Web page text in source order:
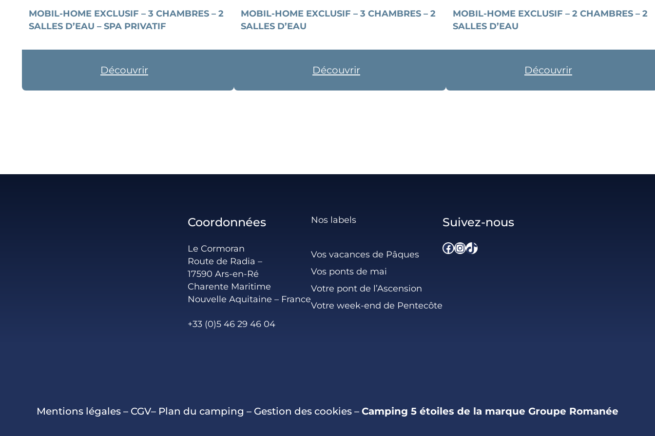
MOBIL-HOME EXCLUSIF – 3 CHAMBRES – 2
SALLES D’EAU – SPA PRIVATIF
Découvrir
MOBIL-HOME EXCLUSIF – 3 CHAMBRES – 2
SALLES D’EAU
Découvrir
MOBIL-HOME EXCLUSIF – 2 CHAMBRES – 2
SALLES D’EAU
Découvrir
Coordonnées
Le Cormoran
Route de Radia –
17590 Ars-en-Ré
Charente Maritime
Nouvelle Aquitaine – France
+33 (0)5 46 29 46 04
Nos labels
Vos vacances de Pâques
Vos ponts de mai
Votre pont de l’Ascension
Votre week-end de Pentecôte
Suivez-nous
Facebook InstagramTikTok
Mentions légales – CGV– Plan du camping – Gestion des cookies – Camping 5 étoiles de la marque Groupe Romanée